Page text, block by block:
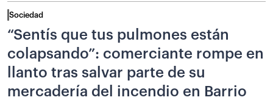
Sociedad
“Sentís que tus pulmones están
colapsando”: comerciante rompe en
llanto tras salvar parte de su
mercadería del incendio en Barrio